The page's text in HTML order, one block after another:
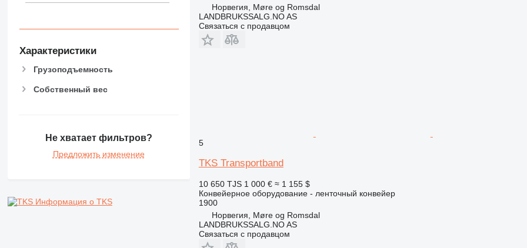
Характеристики
Грузоподъемность
Собственный вес
Не хватает фильтров?
Предложить изменение
Информация о TKS
Норвегия, Møre og Romsdal
LANDBRUKSSALG.NO AS
Связаться с продавцом
5
TKS Transportband
10 650 TJS 1 000 € ≈ 1 155 $
Конвейерное оборудование - ленточный конвейер
1900
Норвегия, Møre og Romsdal
LANDBRUKSSALG.NO AS
Связаться с продавцом